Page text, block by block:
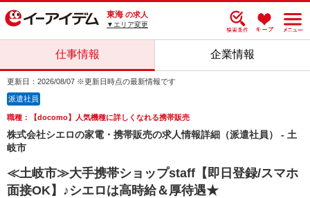
東海 の求人
▼エリア変更
仕事情報 企業情報
更新日：2026/08/07 ※更新日時点の最新情報です
派遣社員
職種：【docomo】人気機種に詳しくなれる携帯販売
株式会社シエロの家電・携帯販売の求人情報詳細（派遣社員） - 土
岐市
≪土岐市≫大手携帯ショップstaff【即日登録/スマホ
面接OK】♪シエロは高時給＆厚待遇★